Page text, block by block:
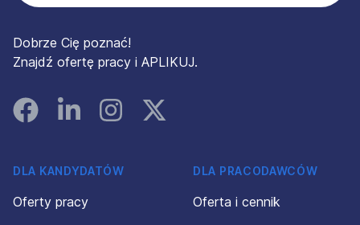
Dobrze Cię poznać!
Znajdź ofertę pracy i APLIKUJ.
FacebookLinked InInstagramInstagram
DLA KANDYDATÓW
Oferty pracy
DLA PRACODAWCÓW
Oferta i cennik